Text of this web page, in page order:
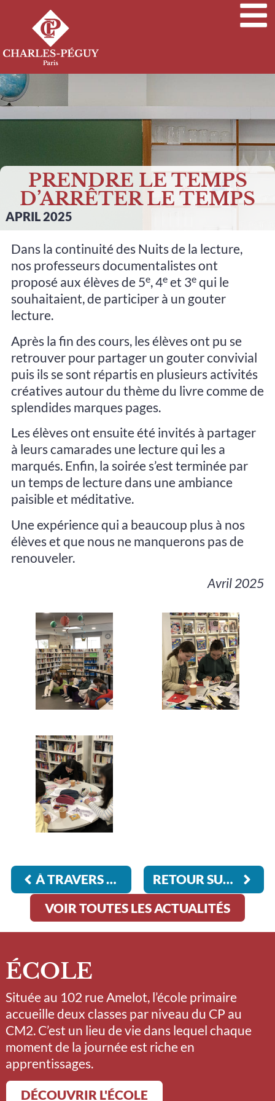
PRENDRE LE TEMPS
D’ARRÊTER LE TEMPS
APRIL 2025
Dans la continuité des Nuits de la lecture,
nos professeurs documentalistes ont
proposé aux élèves de 5e, 4eet 3equi le
souhaitaient, de participer à un gouter
lecture.
Après la fin des cours, les élèves ont pu se
retrouver pour partager un gouter convivial
puis ils se sont répartis en plusieurs activités
créatives autour du thème du livre comme de
splendides marques pages.
Les élèves ont ensuite été invités à partager
à leurs camarades une lecture qui les a
marqués. Enfin, la soirée s’est terminée par
un temps de lecture dans une ambiance
paisible et méditative.
Une expérience qui a beaucoup plus à nos
élèves et que nous ne manquerons pas de
renouveler.
Avril 2025
À TRAVERS LES PASSAGES DU TEMPS
RETOUR SUR L’EXPOSITION SILENCE
VOIR TOUTES LES ACTUALITÉS
ÉCOLE
Située au 102 rue Amelot, l’école primaire
accueille deux classes par niveau du CP au
CM2. C’est un lieu de vie dans lequel chaque
moment de la journée est riche en
apprentissages.
DÉCOUVRIR L'ÉCOLE